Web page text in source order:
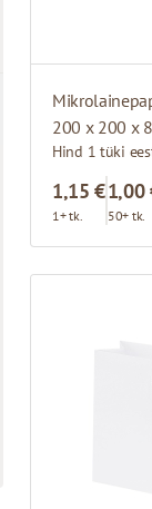
200 x 200 x
Hind 1 tüki
1,15 €
1+ tk.
1,00
50+ tk.